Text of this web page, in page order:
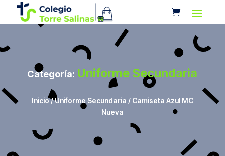
Categoría: Uniforme Secundaria
Inicio/Uniforme Secundaria / Camiseta Azul MC
Nueva